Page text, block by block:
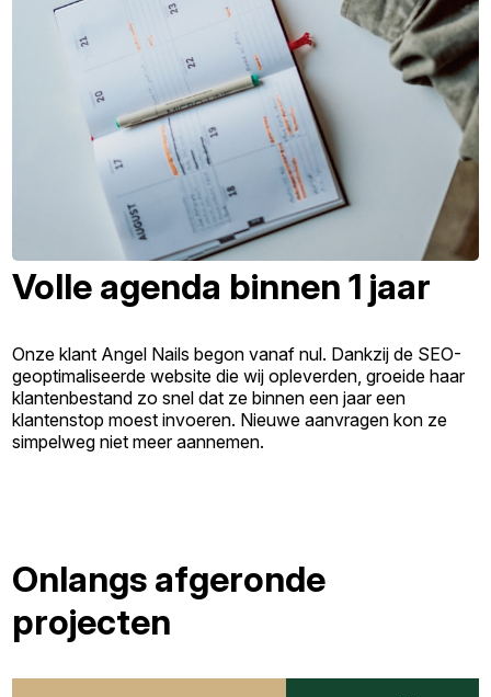
Volle agenda binnen 1 jaar
Onze klant Angel Nails begon vanaf nul. Dankzij de SEO-
geoptimaliseerde website die wij opleverden, groeide haar
klantenbestand zo snel dat ze binnen een jaar een
klantenstop moest invoeren. Nieuwe aanvragen kon ze
simpelweg niet meer aannemen.
Onlangs afgeronde
projecten